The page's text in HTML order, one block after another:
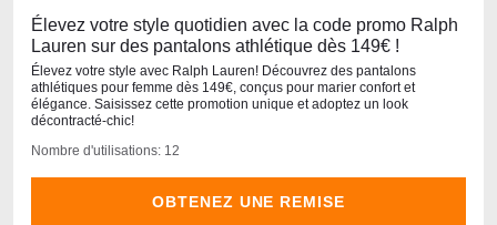
Élevez votre style quotidien avec la code promo Ralph
Lauren sur des pantalons athlétique dès 149€ !
Élevez votre style avec Ralph Lauren! Découvrez des pantalons
athlétiques pour femme dès 149€, conçus pour marier confort et
élégance. Saisissez cette promotion unique et adoptez un look
décontracté-chic!
Nombre d'utilisations: 12
OBTENEZ UNE REMISE